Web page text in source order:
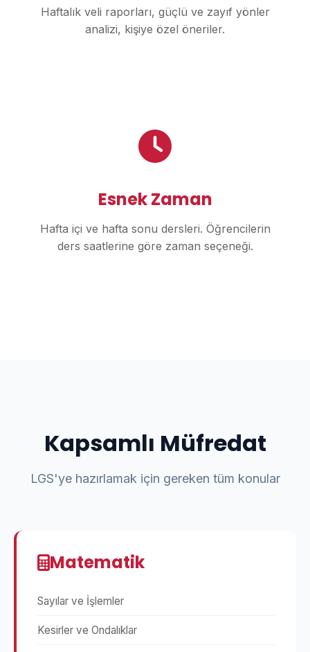
Haftalık veli raporları, güçlü ve zayıf yönler
analizi, kişiye özel öneriler.
Esnek Zaman
Hafta içi ve hafta sonu dersleri. Öğrencilerin
ders saatlerine göre zaman seçeneği.
Kapsamlı Müfredat
LGS'ye hazırlamak için gereken tüm konular
Matematik
Sayılar ve İşlemler
Kesirler ve Ondalıklar